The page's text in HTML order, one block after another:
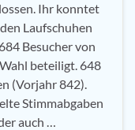
Ihr konntet
Laufschuhen
Besucher von
beteiligt. 648
(Vorjahr 842).
Stimmabgaben
auch …